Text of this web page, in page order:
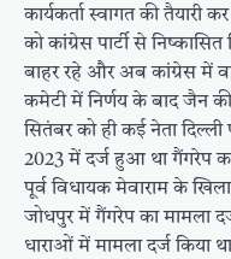
कार्यकर्ता स्वागत की तैयारी
को कांग्रेस पार्टी से
बाहर रहे और अब कांग्रेस में
कमेटी में निर्णय के बाद जैन
सितंबर को ही कई नेता
2023 में दर्ज हुआ था गैंगरेप
पूर्व विधायक मेवाराम के
जोधपुर में गैंगरेप का मामला
धाराओं में मामला दर्ज किया